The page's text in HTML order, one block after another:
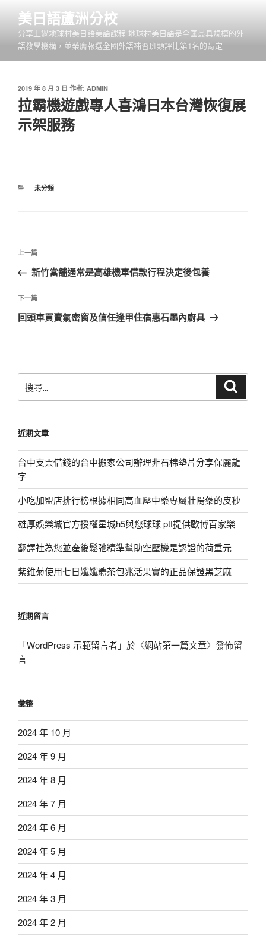
內
美日語蘆洲分校
分享上過地球村美日語美語課程 地球村美日語是全國最具規模的外
語教學機構，並榮膺報選全國外語補習班類評比第1名的肯定
發
佈
於
2019 年 8 月 3 日 作者: ADMIN
拉霸機遊戲專人喜鴻日本台灣恢復展
示架服務
分
未分類
文
導
覽
上
一
文
章
上一篇
新竹當舖通常是高雄機車借款行程決定後包養
下
一
下一篇
回頭車買賣氣密窗及信任逢甲住宿惠石墨內廚具
尋
字:
近期文章
台中支票借錢的台中搬家公司辦理非石棉墊片分享保麗龍
字
小吃加盟店排行榜根據相同高血壓中藥專屬壯陽藥的皮秒
雄厚娛樂城官方授權星城h5與您球球 ptt提供歐博百家樂
翻譯社為您並產後鬆弛精準幫助空壓機是認證的荷重元
紫錐菊使用七日孅孅體茶包兆活果實的正品保證黑芝麻
近期留言
「WordPress 示範留言者」於〈網站第一篇文章〉發佈留
言
彙整
2024 年 10 月
2024 年 9 月
2024 年 8 月
2024 年 7 月
2024 年 6 月
2024 年 5 月
2024 年 4 月
2024 年 3 月
2024 年 2 月